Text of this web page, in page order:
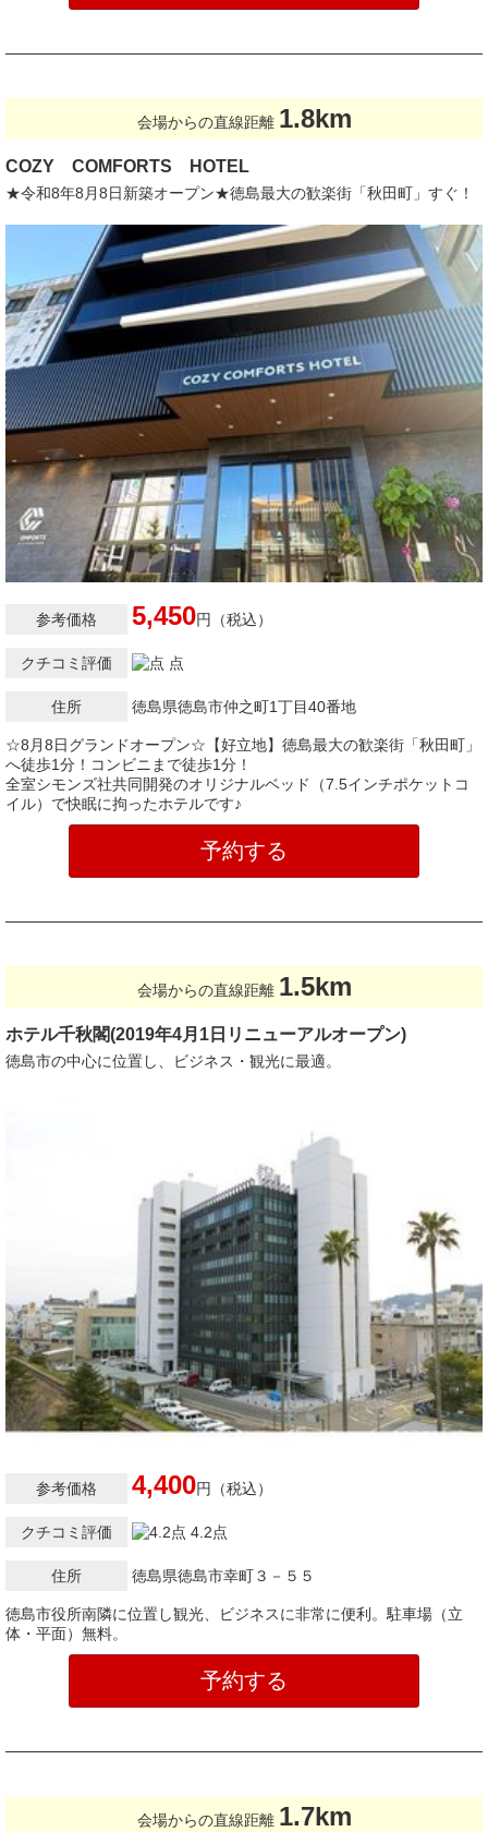
会場からの直線距離 1.8km
COZY COMFORTS HOTEL
★令和8年8月8日新築オープン★徳島最大の歓楽街「秋田町」すぐ！
参考価格 5,450円（税込）
クチコミ評価 点
住所 徳島県徳島市仲之町1丁目40番地
☆8月8日グランドオープン☆【好立地】徳島最大の歓楽街「秋田町」
へ徒歩1分！コンビニまで徒歩1分！
全室シモンズ社共同開発のオリジナルベッド（7.5インチポケットコ
イル）で快眠に拘ったホテルです♪
予約する
会場からの直線距離 1.5km
ホテル千秋閣(2019年4月1日リニューアルオープン)
徳島市の中心に位置し、ビジネス・観光に最適。
参考価格 4,400円（税込）
クチコミ評価 4.2点
住所 徳島県徳島市幸町３－５５
徳島市役所南隣に位置し観光、ビジネスに非常に便利。駐車場（立
体・平面）無料。
予約する
会場からの直線距離 1.7km